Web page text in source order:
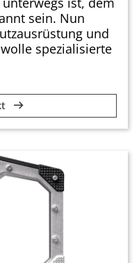
sein. Nun
und
spezialisierte